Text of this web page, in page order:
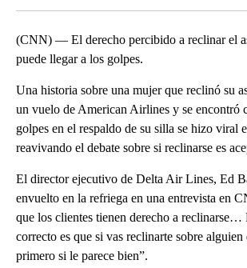
(CNN) — El derecho percibido a reclinar el
puede llegar a los golpes.
Una historia sobre una mujer que reclinó su
un vuelo de American Airlines y se encontró
golpes en el respaldo de su silla se hizo viral
reavivando el debate sobre si reclinarse es
El director ejecutivo de Delta Air Lines, Ed
envuelto en la refriega en una entrevista en
que los clientes tienen derecho a reclinarse…
correcto es que si vas reclinarte sobre alguien
primero si le parece bien”.